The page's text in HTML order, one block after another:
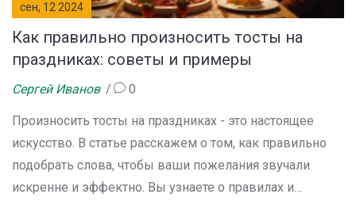
сен, 12 2024
Как правильно произносить тосты на
праздниках: советы и примеры
Сергей Иванов 0
Произносить тосты на праздниках - это настоящее
искусство. В статье расскажем о том, как правильно
подобрать слова, чтобы ваши пожелания звучали
искренне и эффектно. Вы узнаете о правилах и